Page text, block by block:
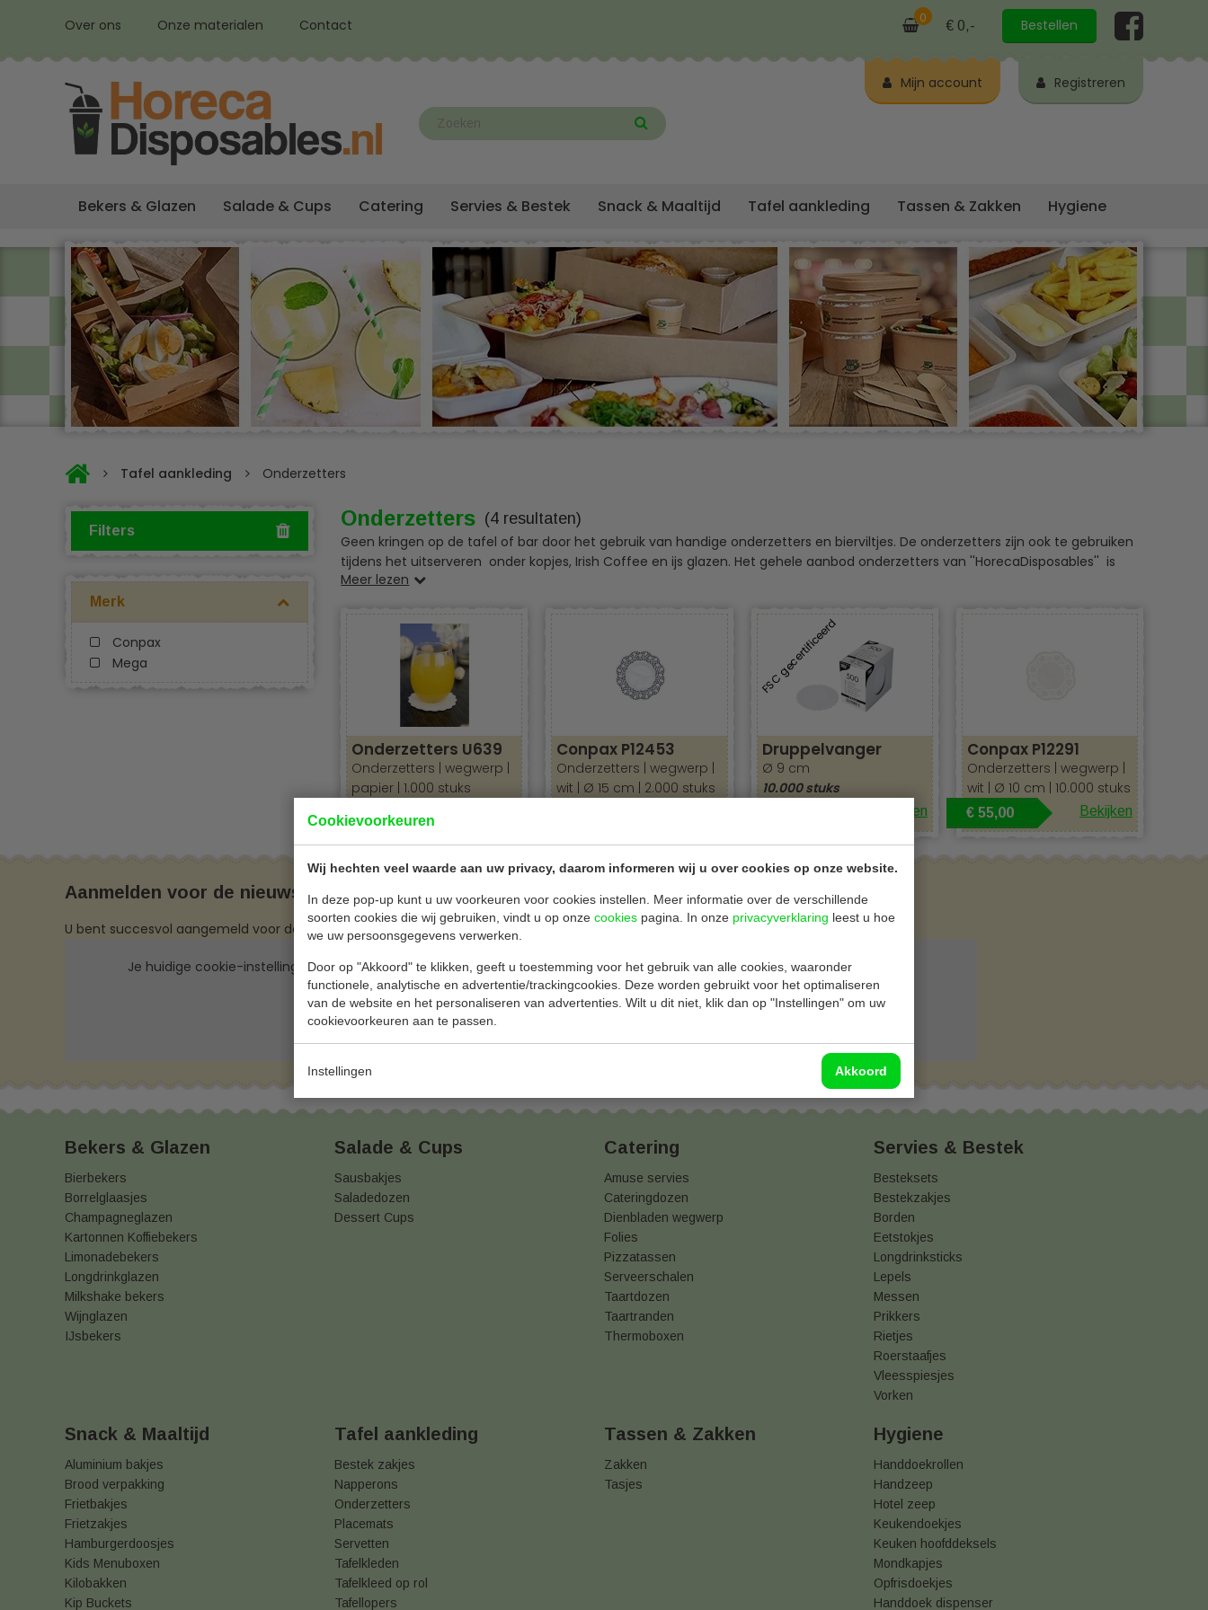
Cookievoorkeuren
Wij hechten veel waarde aan uw privacy, daarom informeren wij u over cookies op onze website.
In deze pop-up kunt u uw voorkeuren voor cookies instellen. Meer informatie over de verschillende
soorten cookies die wij gebruiken, vindt u op onze cookies pagina. In onze privacyverklaring leest u hoe
we uw persoonsgegevens verwerken.
Door op "Akkoord" te klikken, geeft u toestemming voor het gebruik van alle cookies, waaronder
functionele, analytische en advertentie/trackingcookies. Deze worden gebruikt voor het optimaliseren
van de website en het personaliseren van advertenties. Wilt u dit niet, klik dan op "Instellingen" om uw
cookievoorkeuren aan te passen.
Instellingen Akkoord
Over ons Onze materialen Contact 0 € 0,- Bestellen
Mijn account Registreren
Bekers & Glazen Salade & Cups Catering Servies & Bestek Snack & Maaltijd Tafel aankleding Tassen & Zakken Hygiene
Tafel aankleding Onderzetters
Filters
Merk
Conpax
Mega
Onderzetters (4 resultaten)
Geen kringen op de tafel of bar door het gebruik van handige onderzetters en bierviltjes. De onderzetters zijn ook te gebruiken
tijdens het uitserveren onder kopjes, Irish Coffee en ijs glazen. Het gehele aanbod onderzetters van ''HorecaDisposables'' is
milieubewust en duurzaam.
Meer lezen
Onderzetters U639
Onderzetters | wegwerp |
papier | 1.000 stuks
€ 29,00
Conpax P12453
Onderzetters | wegwerp |
wit | Ø 15 cm | 2.000 stuks
FSC gecertificeerd
Druppelvanger
Ø 9 cm
10.000 stuks
Bekijken
Conpax P12291
Onderzetters | wegwerp |
wit | Ø 10 cm | 10.000 stuks
€ 55,00 Bekijken
Aanmelden voor de nieuwsbrief
U bent succesvol aangemeld voor de nieuwsbrief.
Je huidige cookie-instellingen blokkeren dit onderdeel. Pas je cookie-instellingen aan om toegang te krijgen tot dit onderdeel.
Cookie-instellingen wijzigen
Bekers & Glazen
Bierbekers
Borrelglaasjes
Champagneglazen
Kartonnen Koffiebekers
Limonadebekers
Longdrinkglazen
Milkshake bekers
Wijnglazen
IJsbekers
Salade & Cups
Sausbakjes
Saladedozen
Dessert Cups
Catering
Amuse servies
Cateringdozen
Dienbladen wegwerp
Folies
Pizzatassen
Serveerschalen
Taartdozen
Taartranden
Thermoboxen
Servies & Bestek
Besteksets
Bestekzakjes
Borden
Eetstokjes
Longdrinksticks
Lepels
Messen
Prikkers
Rietjes
Roerstaafjes
Vleesspiesjes
Vorken
Snack & Maaltijd
Aluminium bakjes
Brood verpakking
Frietbakjes
Frietzakjes
Hamburgerdoosjes
Kids Menuboxen
Kilobakken
Kip Buckets
Tafel aankleding
Bestek zakjes
Napperons
Onderzetters
Placemats
Servetten
Tafelkleden
Tafelkleed op rol
Tafellopers
Tassen & Zakken
Zakken
Tasjes
Hygiene
Handdoekrollen
Handzeep
Hotel zeep
Keukendoekjes
Keuken hoofddeksels
Mondkapjes
Opfrisdoekjes
Handdoek dispenser